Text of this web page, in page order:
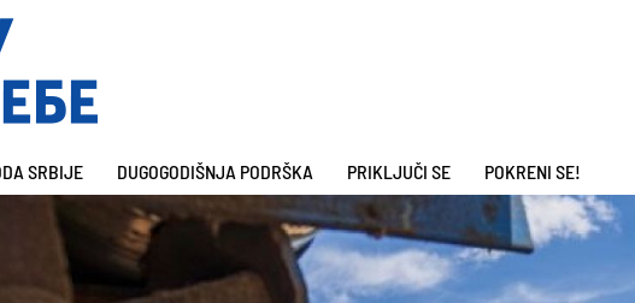
SRBIJE DUGOGODIŠNJA PODRŠKA PRIKLJUČI SE POKRENI SE!